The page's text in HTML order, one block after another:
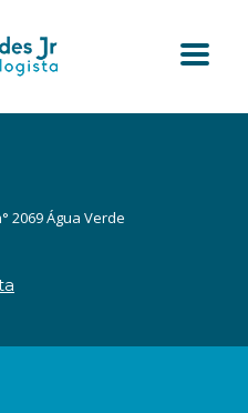
2069 Água Verde